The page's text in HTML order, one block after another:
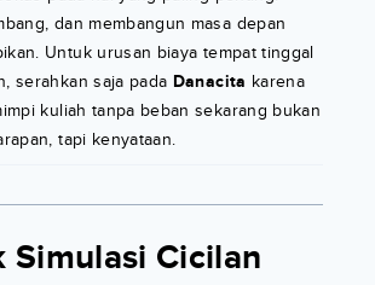
dan membangun masa depan
Untuk urusan biaya tempat tinggal
serahkan saja pada Danacita karena
kuliah tanpa beban sekarang bukan
tapi kenyataan.
Simulasi Cicilan